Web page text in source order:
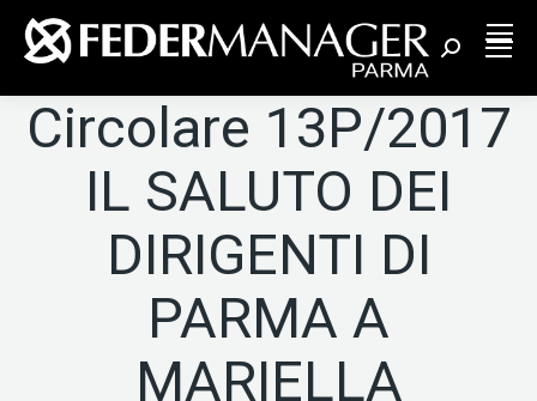
Cerca:
Circolare 13P/2017
IL SALUTO DEI
DIRIGENTI DI
PARMA A
MARIELLA